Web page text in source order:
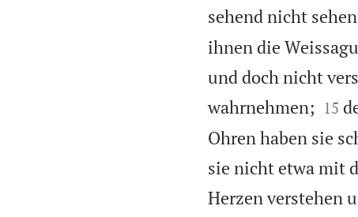
sehend nicht
ihnen die
und doch nicht
wahrnehmen;
15
Ohren haben sie
sie nicht etwa mit
Herzen verstehen